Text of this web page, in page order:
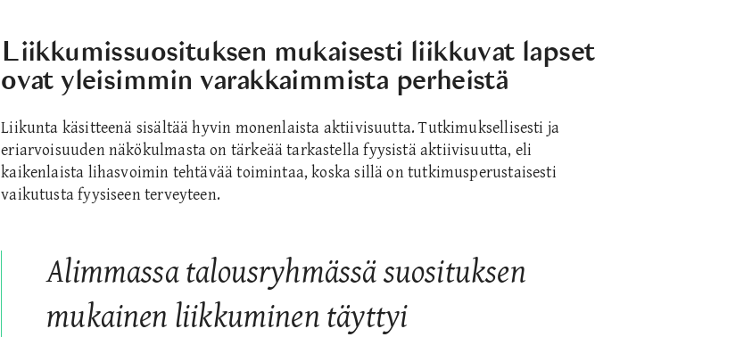
Liikkumissuosituksen mukaisesti liikkuvat lapset
ovat yleisimmin varakkaimmista perheistä
Liikunta käsitteenä sisältää hyvin monenlaista aktiivisuutta. Tutkimuksellisesti ja
eriarvoisuuden näkökulmasta on tärkeää tarkastella fyysistä aktiivisuutta, eli
kaikenlaista lihasvoimin tehtävää toimintaa, koska sillä on tutkimusperustaisesti
vaikutusta fyysiseen terveyteen.
Alimmassa talousryhmässä suosituksen
mukainen liikkuminen täyttyi